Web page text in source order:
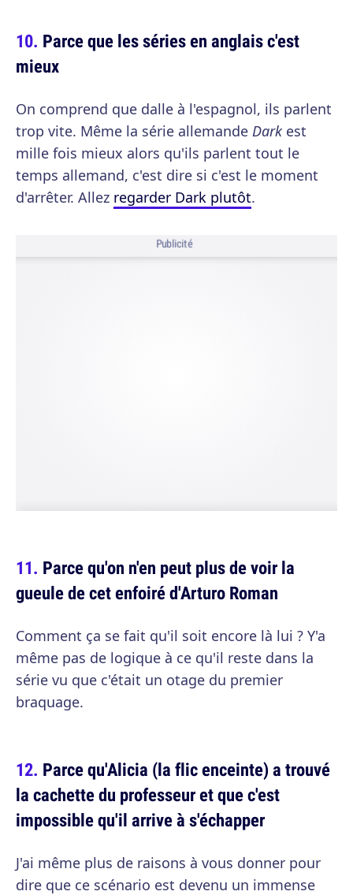
Parce que les séries en anglais c'est
mieux
On comprend que dalle à l'espagnol, ils parlent
trop vite. Même la série allemande Dark est
mille fois mieux alors qu'ils parlent tout le
temps allemand, c'est dire si c'est le moment
d'arrêter. Allez regarder Dark plutôt.
Publicité
Parce qu'on n'en peut plus de voir la
gueule de cet enfoiré d'Arturo Roman
Comment ça se fait qu'il soit encore là lui ? Y'a
même pas de logique à ce qu'il reste dans la
série vu que c'était un otage du premier
braquage.
Parce qu'Alicia (la flic enceinte) a trouvé
la cachette du professeur et que c'est
impossible qu'il arrive à s'échapper
J'ai même plus de raisons à vous donner pour
dire que ce scénario est devenu un immense